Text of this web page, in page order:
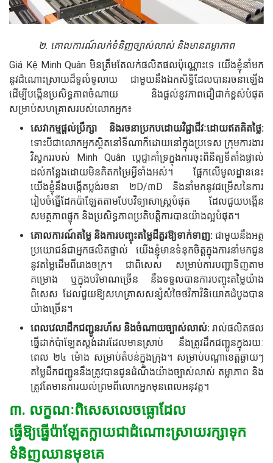
២. គោលការណ៍លក់ទំនិញច្បាស់លាស់ និងមានតម្លាភាព
Giá Kệ Minh Quân មិនត្រឹមតែលក់ផលិតផលប៉ុណ្ណោះទេ យើងខ្ញុំនាំមក
នូវដំណោះស្រាយដ៏ទូលំទូលាយ ជាមួយនឹងឯកសិទ្ធិដែលបានរចនាឡើង
ដើម្បីបង្កើនប្រសិទ្ធភាពចំណាយ និងផ្តល់នូវភាពជឿជាក់ខ្ពស់បំផុត
សម្រាប់សហគ្រាសរបស់លោកអ្នក៖
សេវាកម្មផ្តល់ប្រឹក្សា និងរចនាប្រកបដោយវិជ្ជាជីវៈដោយឥតគិតថ្លៃ:
ទោះបីជាលោកអ្នកស្ថិតនៅទីណាក៏ដោយនៅក្នុងប្រទេស ក្រុមការងារ
វិស្វកររបស់ Minh Quân ប្តេជ្ញាគាំទ្រក្នុងការចុះពិនិត្យទីតាំងផ្ទាល់
ដល់កន្លែងដោយមិនគិតកម្រៃអ្វីទាំងអស់។ ផ្អែកលើមូលដ្ឋាននេះ
យើងខ្ញុំនឹងបង្កើតប្លង់រចនា ២D/៣D និងនាំមកនូវជម្រើសនៃការ
រៀបចំធ្នើដែកប៉ាឡែតតាមបែបវិទ្យាសាស្ត្របំផុត ដែលជួយបង្កើន
សមត្ថភាពផ្ទុក និងប្រសិទ្ធភាពប្រតិបត្តិការបានយ៉ាងល្អបំផុត។
គោលការណ៍តម្លៃ និងការបញ្ចុះតម្លៃដ៏គួរឱ្យទាក់ទាញ: ជាមួយនឹងអត្ថ
ប្រយោជន៍ជាអ្នកផលិតផ្ទាល់ យើងខ្ញុំមានទំនុកចិត្តក្នុងការនាំមកជូន
នូវតម្លៃដើមពីរោងចក្រ។ ជាពិសេស សម្រាប់ការបញ្ជាទិញតាម
គម្រោង ឬក្នុងបរិមាណច្រើន នឹងទទួលបានការបញ្ចុះតម្លៃយ៉ាង
ពិសេស ដែលជួយឱ្យសហគ្រាសសន្សំសំចៃថវិកាវិនិយោគដំបូងបាន
យ៉ាងច្រើន។
ពេលវេលាដឹកជញ្ជូនរហ័ស និងចំណាយច្បាស់លាស់: រាល់ផលិតផល
ធ្នើដាក់ប៉ាឡែតស្តង់ដារដែលមានស្រាប់ នឹងត្រូវដឹកជញ្ជូនក្នុងរយៈ
ពេល ២៤ ម៉ោង សម្រាប់តំបន់ក្នុងក្រុង។ សម្រាប់បណ្តាខេត្តឆ្ងាយៗ
តម្លៃដឹកជញ្ជូននឹងត្រូវបានជូនដំណឹងយ៉ាងច្បាស់លាស់ តម្លាភាព និង
ត្រូវតែមានការយល់ព្រមពីលោកអ្នកមុនពេលអនុវត្ត។
៣. លក្ខណៈពិសេសលេចធ្លោដែល
ធ្វើឱ្យធ្នើប៉ាឡែតក្លាយជាដំណោះស្រាយរក្សាទុក
ទំនិញឈានមុខគេ